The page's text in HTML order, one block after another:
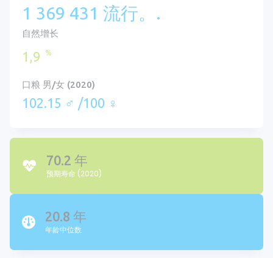
1 369 431 流行。.
自然增长
1,9 %
口粮 男/女 (2020)
102.15 ♂ /100 ♀
70.2 年
预期寿命 (2020)
20.8 年
年龄中位数